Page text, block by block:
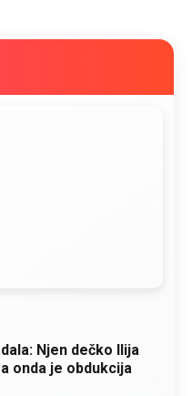
Njen dečko Ilija
onda je obdukcija